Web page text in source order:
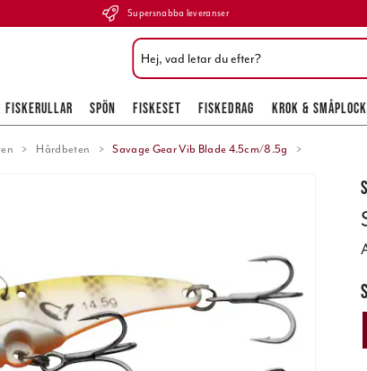
Supersnabba leveranser
FISKERULLAR SPÖN FISKESET FISKEDRAG KROK & SMÅPLOCK
Hårdbeten Savage Gear Vib Blade 4.5cm/8.5g